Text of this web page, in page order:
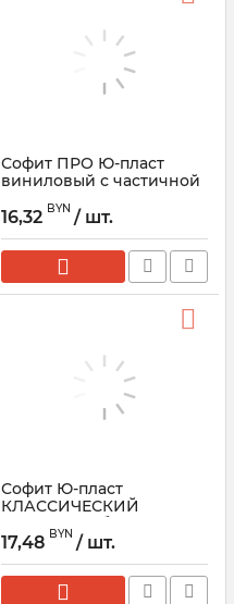
Софит ПРО Ю-пласт
виниловый с частичной
16,32 BYN / шт.
Софит Ю-пласт
КЛАССИЧЕСКИЙ
виниловый без
перфорации
17,48 BYN / шт.